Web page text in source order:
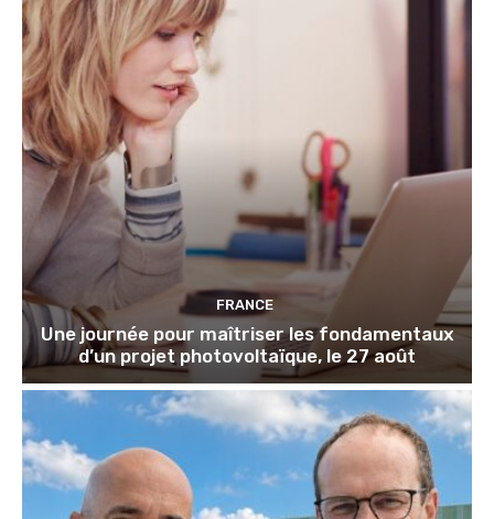
FRANCE
Une journée pour maîtriser les fondamentaux
d’un projet photovoltaïque, le 27 août